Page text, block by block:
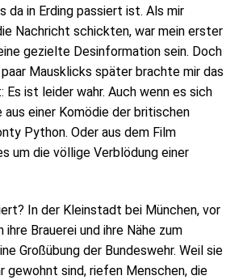
da in Erding passiert ist. Als mir
Nachricht schickten, war mein erster
gezielte Desinformation sein. Doch
Mausklicks später brachte mir das
ist leider wahr. Auch wenn es sich
aus einer Komödie der britischen
Python. Oder aus dem Film
um die völlige Verblödung einer
In der Kleinstadt bei München, vor
Brauerei und ihre Nähe zum
Großübung der Bundeswehr. Weil sie
gewohnt sind, riefen Menschen, die